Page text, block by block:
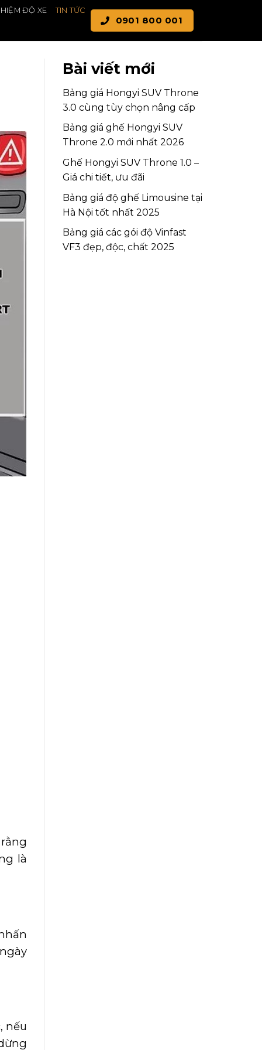
ĐỘ XE TIN TỨC
0901 800 001
là
nếu
Bài viết mới
Bảng giá Hongyi SUV Throne
3.0 cùng tùy chọn nâng cấp
Bảng giá ghế Hongyi SUV
Throne 2.0 mới nhất 2026
Ghế Hongyi SUV Throne 1.0 –
Giá chi tiết, ưu đãi
Bảng giá độ ghế Limousine tại
Hà Nội tốt nhất 2025
Bảng giá các gói độ Vinfast
VF3 đẹp, độc, chất 2025